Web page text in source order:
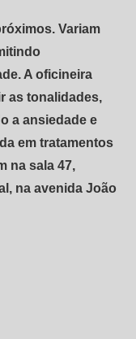
Variam
A oficineira
as tonalidades,
a ansiedade e
em tratamentos
na sala 47,
na avenida João